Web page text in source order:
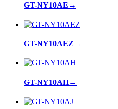
GT-NY10AE →
GT-NY10AEZ →
GT-NY10AH→